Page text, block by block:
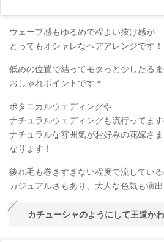
ウェーブ感もゆるめで程よい抜け感が
とってもオシャレなヘアアレンジです！
低めの位置で結ってモタっと少したる
おしゃれポイントです＊
ボタニカルウェディングや
ナチュラルウェディングも流行ってます
ナチュラルな雰囲気がお好みの花嫁さ
なります！
後れ毛も巻きすぎない程度で流してい
カジュアルさもあり、大人な色気も演
カチューシャのようにして王道か